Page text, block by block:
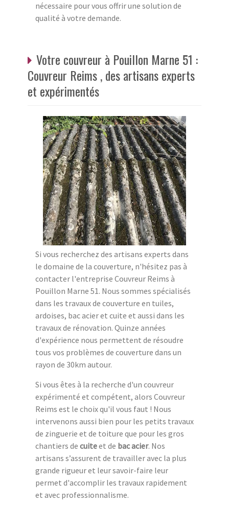
nécessaire pour vous offrir une solution de
qualité à votre demande.
Votre couvreur à Pouillon Marne 51 :
Couvreur Reims , des artisans experts
et expérimentés
Si vous recherchez des artisans experts dans
le domaine de la couverture, n'hésitez pas à
contacter l'entreprise Couvreur Reims à
Pouillon Marne 51. Nous sommes spécialisés
dans les travaux de couverture en tuiles,
ardoises, bac acier et cuite et aussi dans les
travaux de rénovation. Quinze années
d'expérience nous permettent de résoudre
tous vos problèmes de couverture dans un
rayon de 30km autour.
Si vous êtes à la recherche d'un couvreur
expérimenté et compétent, alors Couvreur
Reims est le choix qu'il vous faut ! Nous
intervenons aussi bien pour les petits travaux
de zinguerie et de toiture que pour les gros
chantiers de cuiteet de bac acier. Nos
artisans s’assurent de travailler avec la plus
grande rigueur et leur savoir-faire leur
permet d'accomplir les travaux rapidement
et avec professionnalisme.